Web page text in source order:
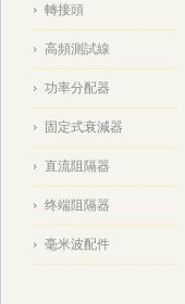
轉接頭
高頻測試線
功率分配器
固定式衰減器
直流阻隔器
终端阻隔器
毫米波配件